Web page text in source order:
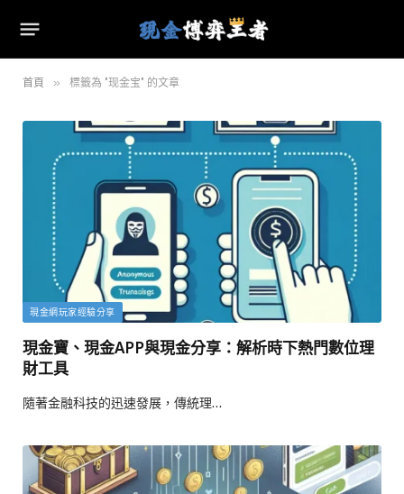
首頁 » 標籤為 "现金宝" 的文章
現金網玩家經驗分享
現金寶、現金APP與現金分享：解析時下熱門數位理
財工具
隨著金融科技的迅速發展，傳統理…